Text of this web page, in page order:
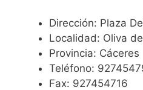
Dirección: Plaza
Localidad: Oliva
Provincia: Cáceres
Teléfono:
Fax: 927454716